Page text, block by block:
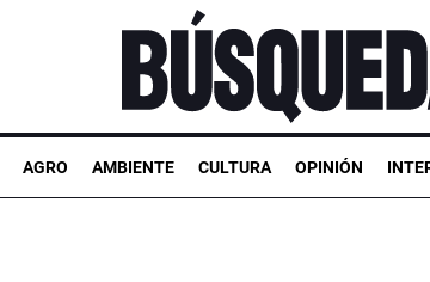
AGRO AMBIENTE CULTURA OPINIÓN